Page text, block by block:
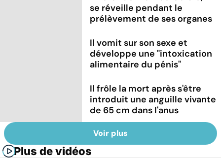
se réveille pendant le
prélèvement de ses organes
Il vomit sur son sexe et
développe une "intoxication
alimentaire du pénis"
Il frôle la mort après s'être
introduit une anguille vivante
de 65 cm dans l'anus
Voir plus
Plus de vidéos